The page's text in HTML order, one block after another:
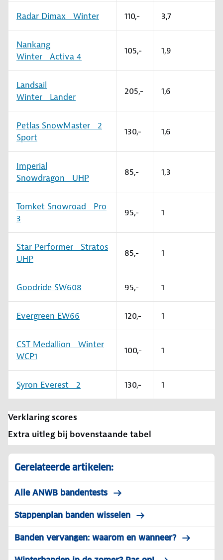
Radar Dimax Winter 110,- 3,7
Nankang
Winter Activa 4
105,- 1,9
Landsail
Winter Lander
205,- 1,6
Petlas SnowMaster 2
Sport
130,- 1,6
Imperial
Snowdragon UHP
85,- 1,3
Tomket Snowroad Pro
3
95,- 1
Star Performer Stratos
UHP
85,- 1
Goodride SW608 95,- 1
Evergreen EW66 120,- 1
CST Medallion Winter
WCP1
100,- 1
Syron Everest 2 130,- 1
Verklaring scores
Extra uitleg bij bovenstaande tabel
Gerelateerde artikelen:
Alle ANWB bandentests
Stappenplan banden wisselen
Banden vervangen: waarom en wanneer?